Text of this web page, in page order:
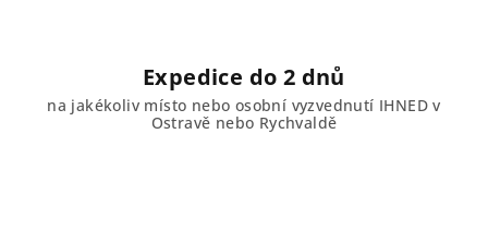
Expedice do 2 dnů
na jakékoliv místo nebo osobní vyzvednutí IHNED v
Ostravě nebo Rychvaldě